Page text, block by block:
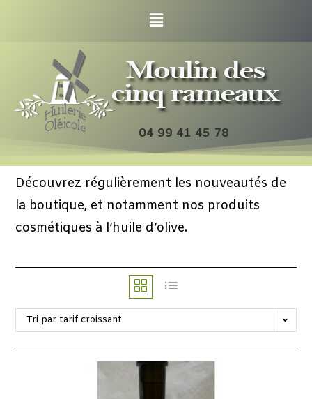
04 99 41 45 78
Découvrez régulièrement les nouveautés de
la boutique, et notamment nos produits
cosmétiques à l’huile d’olive.
Tri par tarif croissant